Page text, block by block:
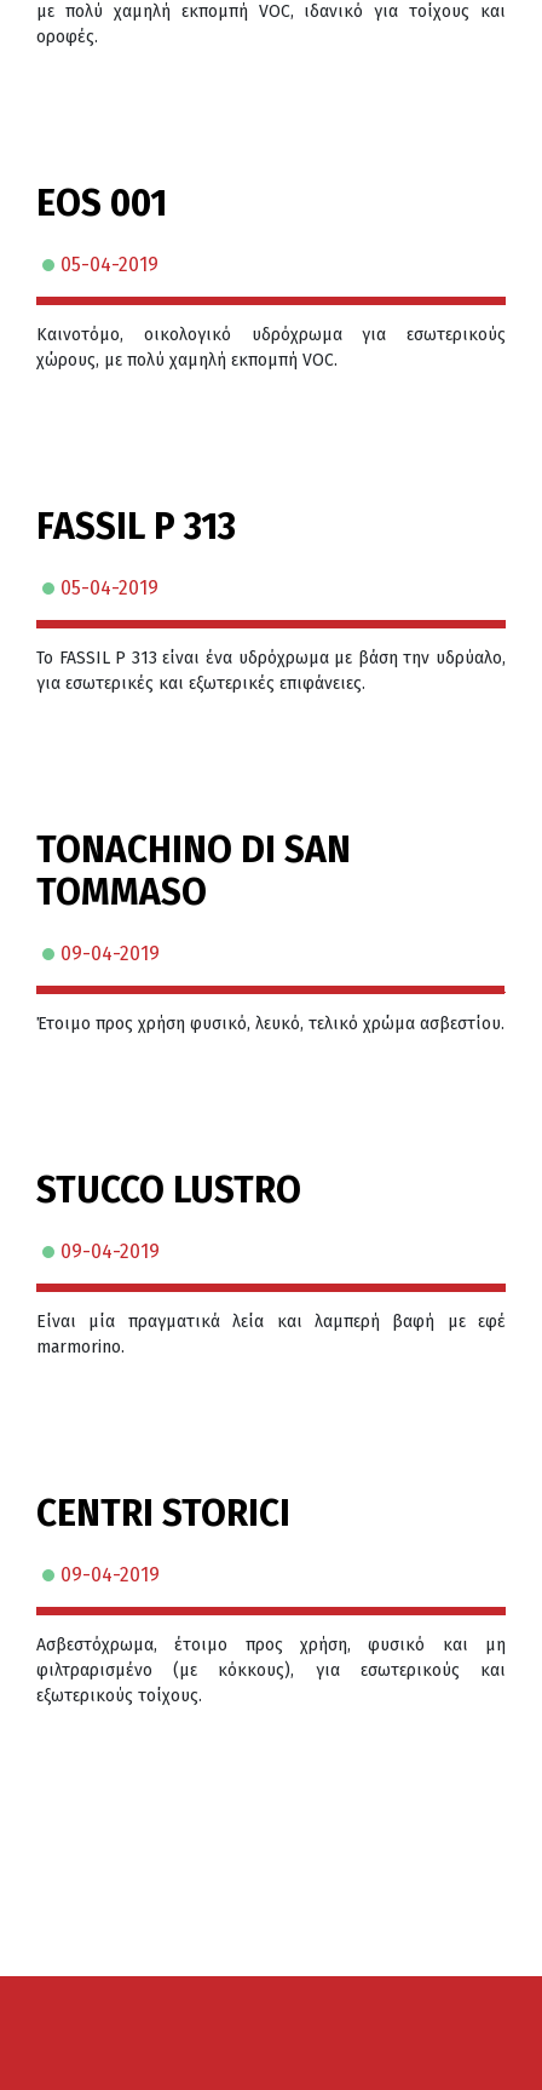
με πολύ χαμηλή εκπομπή VOC, ιδανικό για τοίχους και
οροφές.
EOS 001
05-04-2019
Καινοτόμο, οικολογικό υδρόχρωμα για εσωτερικούς
χώρους, με πολύ χαμηλή εκπομπή VOC.
FASSIL P 313
05-04-2019
Το FASSIL P 313 είναι ένα υδρόχρωμα με βάση την υδρύαλο,
για εσωτερικές και εξωτερικές επιφάνειες.
TONACHINO DI SAN
TOMMASO
09-04-2019
Έτοιμο προς χρήση φυσικό, λευκό, τελικό χρώμα ασβεστίου.
STUCCO LUSTRO
09-04-2019
Eίναι μία πραγματικά λεία και λαμπερή βαφή με εφέ
marmorino.
CENTRI STORICI
09-04-2019
Ασβεστόχρωμα, έτοιμο προς χρήση, φυσικό και μη
φιλτραρισμένο (με κόκκους), για εσωτερικούς και
εξωτερικούς τοίχους.